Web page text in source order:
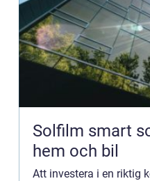
Solfilm smart solskydd för både
hem och bil
Att investera i en riktig